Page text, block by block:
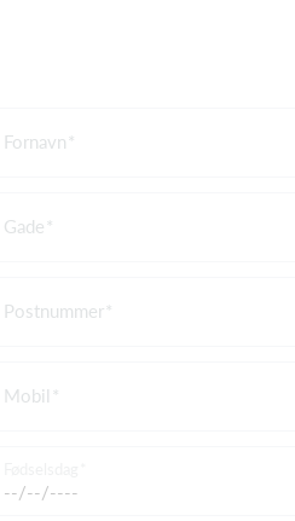
Fornavn
Gade
Postnummer
Mobil